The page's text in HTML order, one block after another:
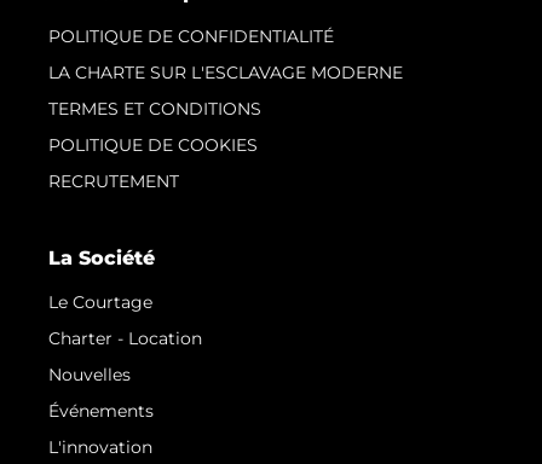
POLITIQUE DE CONFIDENTIALITÉ
LA CHARTE SUR L'ESCLAVAGE MODERNE
TERMES ET CONDITIONS
POLITIQUE DE COOKIES
RECRUTEMENT
La Société
Le Courtage
Charter - Location
Nouvelles
Événements
L'innovation